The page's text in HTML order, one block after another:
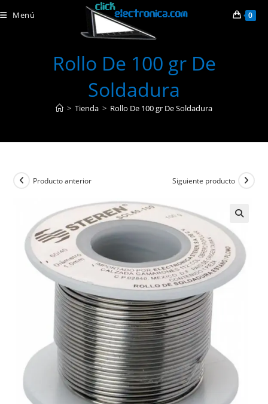
al
Menú 0
Rollo De 100 gr De
Soldadura
> Tienda > Rollo De 100 gr De Soldadura
Producto anterior Siguiente producto